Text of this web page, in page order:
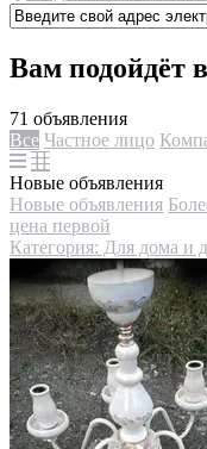
Вам подойдёт
71 объявления
Все Частное лицо
Новые объявления
Новые объявления
цена первой
Категория: Для дома и